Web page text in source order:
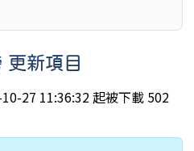
新項目
27 11:36:32 起被下載 502